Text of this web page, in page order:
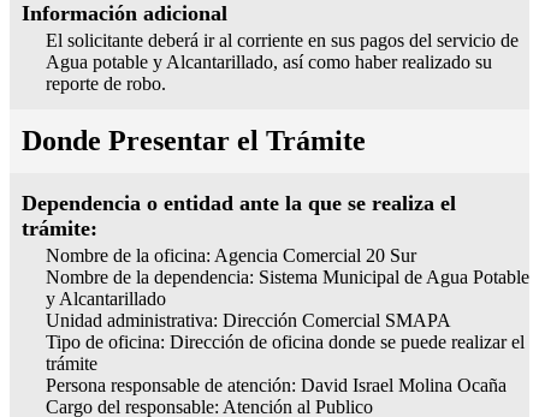
Información adicional
El solicitante deberá ir al corriente en sus pagos del servicio de
Agua potable y Alcantarillado, así como haber realizado su
reporte de robo.
Donde Presentar el Trámite
Dependencia o entidad ante la que se realiza el
trámite:
Nombre de la oficina: Agencia Comercial 20 Sur
Nombre de la dependencia: Sistema Municipal de Agua Potable
y Alcantarillado
Unidad administrativa: Dirección Comercial SMAPA
Tipo de oficina: Dirección de oficina donde se puede realizar el
trámite
Persona responsable de atención: David Israel Molina Ocaña
Cargo del responsable: Atención al Publico